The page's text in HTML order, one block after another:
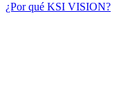
¿Por qué KSI VISION?